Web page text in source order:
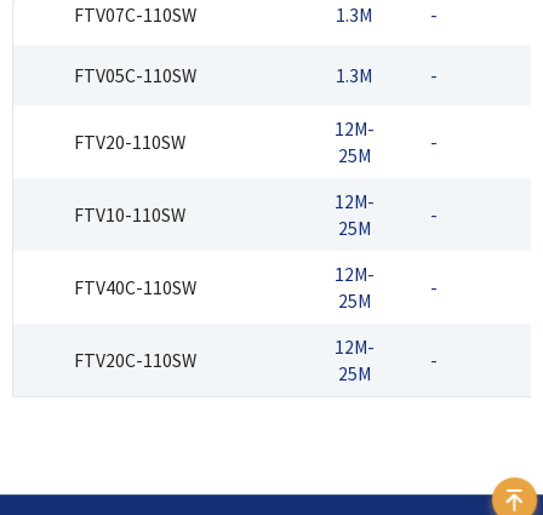
FTV07C-110SW 1.3M -
FTV05C-110SW 1.3M -
FTV20-110SW
12M-
25M
-
FTV10-110SW
12M-
25M
-
FTV40C-110SW
12M-
25M
-
FTV20C-110SW
12M-
25M
-